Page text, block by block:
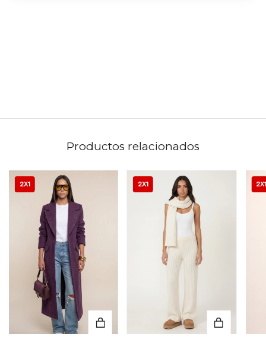
Productos relacionados
2X1 2X1